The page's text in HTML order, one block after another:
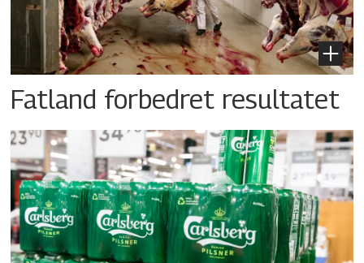
Fatland forbedret resultatet